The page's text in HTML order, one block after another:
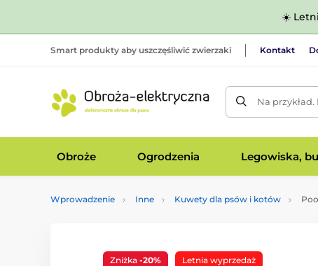
☀️
Smart produkty aby uszczęśliwić zwierzaki Kontakt
Na
Obroże Ogrodzenia Legowiska,
Wprowadzenie Inne Kuwety dla psów i kotów
Zniżka -20% Letnia wyprzedaż